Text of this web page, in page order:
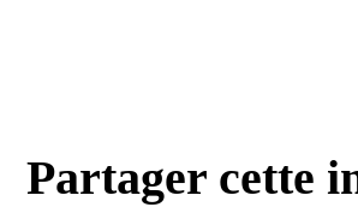
Partager cette